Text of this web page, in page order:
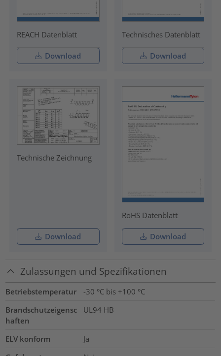
REACH Datenblatt
Download
Technisches Datenblatt
Download
Technische Zeichnung
Download
RoHS Datenblatt
Download
Zulassungen und Spezifikationen
Betriebstemperatur
-30 °C bis +100 °C
Brandschutzeigensc
haften
UL94 HB
ELV konform
Ja